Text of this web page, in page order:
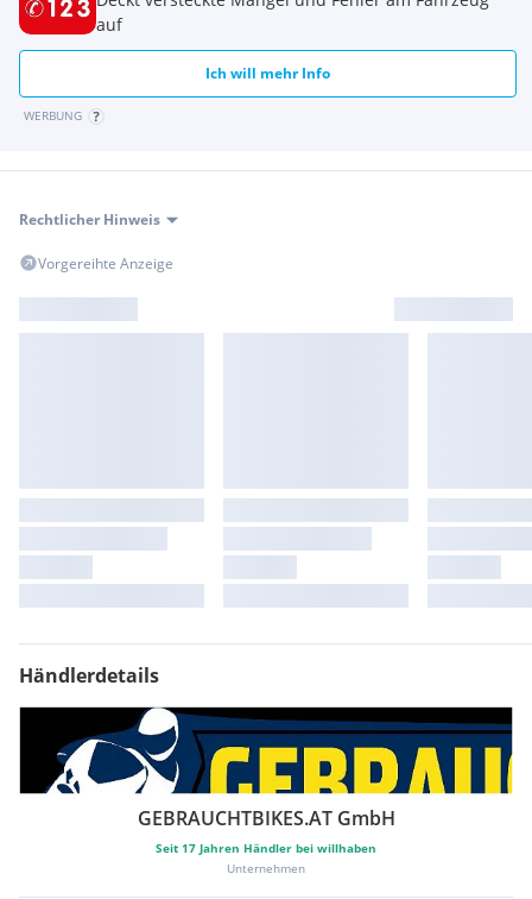
vorbehalten!
1110 Wien, Sofie-Lazarsfeld-Str. 17
Tel: () 01/688 19 78
Web:
auf
Ich will mehr Info
WERBUNG
Rechtlicher Hinweis
Vorgereihte Anzeige
Händlerdetails
GEBRAUCHTBIKES.AT GmbH
Seit 17 Jahren Händler bei willhaben
Unternehmen